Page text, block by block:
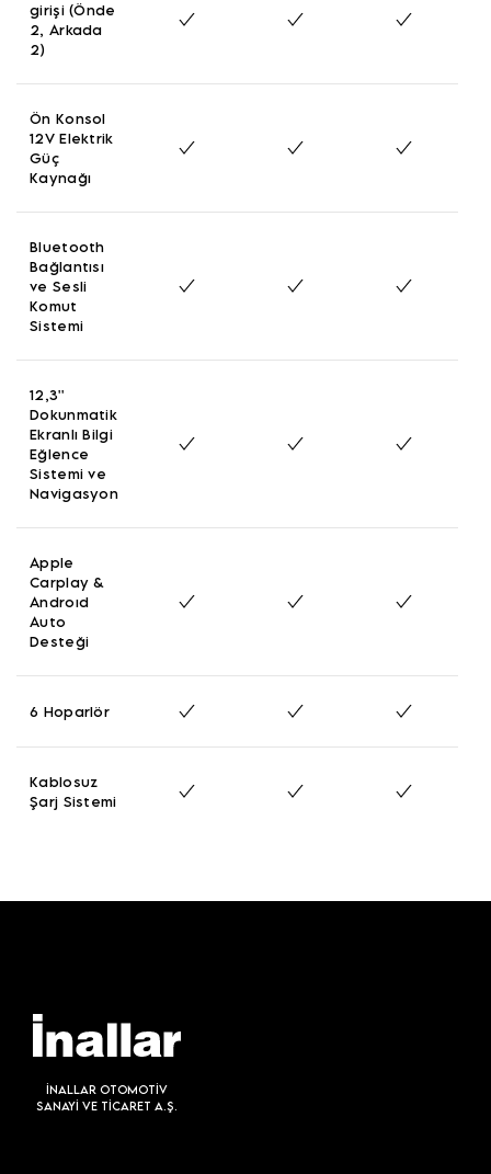
girişi (Önde
2, Arkada
2)
Ön Konsol
12V Elektrik
Güç
Kaynağı
Bluetooth
Bağlantısı
ve Sesli
Komut
Sistemi
12,3''
Dokunmatik
Ekranlı Bilgi
Eğlence
Sistemi ve
Navigasyon
Apple
Carplay &
Androıd
Auto
Desteği
6 Hoparlör
Kablosuz
Şarj Sistemi
İNALLAR OTOMOTİV
SANAYİ VE TİCARET A.Ş.